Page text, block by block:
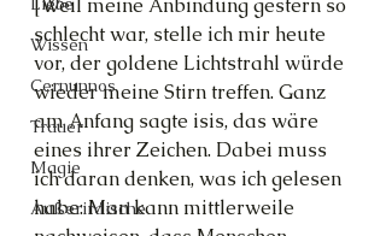
Wissen
Cernunnos
Trauer
Magie
Außerirdische
[Weil meine Anbindung gestern so
schlecht war, stelle ich mir heute
vor, der goldene Lichtstrahl würde
wieder meine Stirn treffen. Ganz
am Anfang sagte isis, das wäre
eines ihrer Zeichen. Dabei muss
ich daran denken, was ich gelesen
habe: Man kann mittlerweile